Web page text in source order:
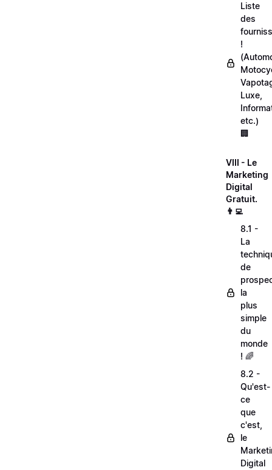
Liste
des
!
Luxe,
etc.)
🏢
VIII - Le
Marketing
Digital
Gratuit.
👨‍💻
8.1 -
La
de
la
plus
simple
du
monde
! 🌈
8.2 -
Qu'est-
ce
que
c'est,
le
Digital